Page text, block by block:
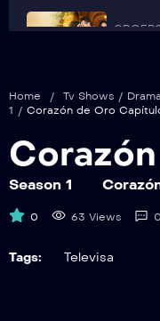
Home / Tv Shows / Drama
1 / Corazón de Oro
Season 1
0 63 Views 0
Tags: Televisa